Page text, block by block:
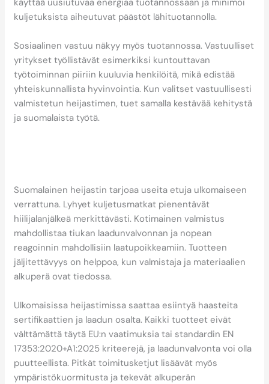
kuljetuksista aiheutuvat päästöt lähituotannolla.
Sosiaalinen vastuu näkyy myös tuotannossa. Vastuulliset
yritykset työllistävät esimerkiksi kuntouttavan
työtoiminnan piiriin kuuluvia henkilöitä, mikä edistää
yhteiskunnallista hyvinvointia. Kun valitset vastuullisesti
valmistetun heijastimen, tuet samalla kestävää kehitystä
ja suomalaista työtä.
Suomalainen heijastin tarjoaa useita etuja ulkomaiseen
verrattuna. Lyhyet kuljetusmatkat pienentävät
hiilijalanjälkeä merkittävästi. Kotimainen valmistus
mahdollistaa tiukan laadunvalvonnan ja nopean
reagoinnin mahdollisiin laatupoikkeamiin. Tuotteen
jäljitettävyys on helppoa, kun valmistaja ja materiaalien
alkuperä ovat tiedossa.
Ulkomaisissa heijastimissa saattaa esiintyä haasteita
sertifikaattien ja laadun osalta. Kaikki tuotteet eivät
välttämättä täytä EU:n vaatimuksia tai standardin EN
17353:2020+A1:2025 kriteerejä, ja laadunvalvonta voi olla
puutteellista. Pitkät toimitusketjut lisäävät myös
ympäristökuormitusta ja tekevät alkuperän